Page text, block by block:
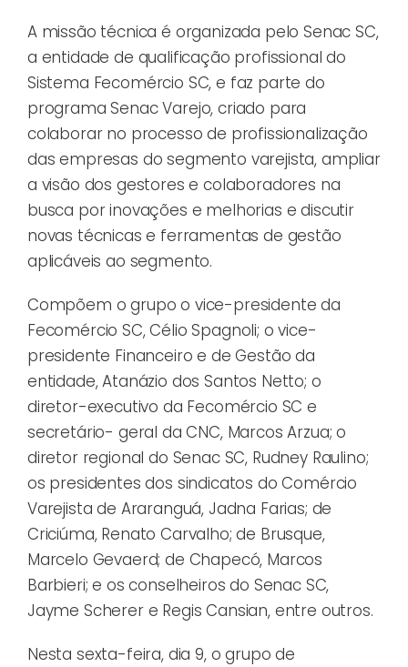
A missão técnica é organizada pelo Senac SC,
a entidade de qualificação profissional do
Sistema Fecomércio SC, e faz parte do
programa Senac Varejo, criado para
colaborar no processo de profissionalização
das empresas do segmento varejista, ampliar
a visão dos gestores e colaboradores na
busca por inovações e melhorias e discutir
novas técnicas e ferramentas de gestão
aplicáveis ao segmento.
Compõem o grupo o vice-presidente da
Fecomércio SC, Célio Spagnoli; o vice-
presidente Financeiro e de Gestão da
entidade, Atanázio dos Santos Netto; o
diretor-executivo da Fecomércio SC e
secretário- geral da CNC, Marcos Arzua; o
diretor regional do Senac SC, Rudney Raulino;
os presidentes dos sindicatos do Comércio
Varejista de Araranguá, Jadna Farias; de
Criciúma, Renato Carvalho; de Brusque,
Marcelo Gevaerd; de Chapecó, Marcos
Barbieri; e os conselheiros do Senac SC,
Jayme Scherer e Regis Cansian, entre outros.
Nesta sexta-feira, dia 9, o grupo de